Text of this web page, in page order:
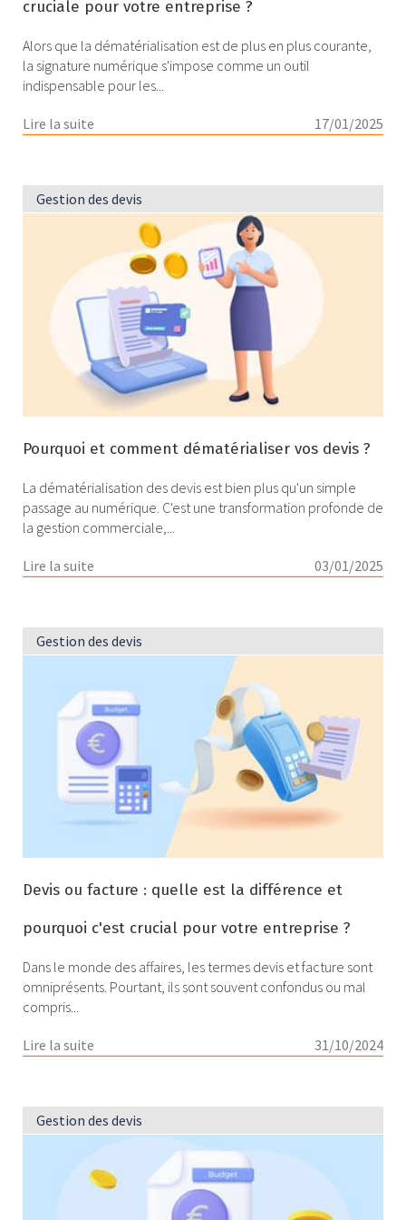
cruciale pour votre entreprise ?
Alors que la dématérialisation est de plus en plus courante,
la signature numérique s'impose comme un outil
indispensable pour les...
Lire la suite 17/01/2025
Gestion des devis
Pourquoi et comment dématérialiser vos devis ?
La dématérialisation des devis est bien plus qu'un simple
passage au numérique. C'est une transformation profonde de
la gestion commerciale,...
Lire la suite 03/01/2025
Gestion des devis
Devis ou facture : quelle est la différence et
pourquoi c'est crucial pour votre entreprise ?
Dans le monde des affaires, les termes devis et facture sont
omniprésents. Pourtant, ils sont souvent confondus ou mal
compris...
Lire la suite 31/10/2024
Gestion des devis